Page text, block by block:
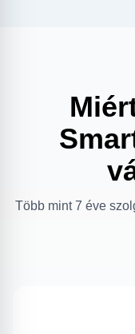
Több mint 7 éve